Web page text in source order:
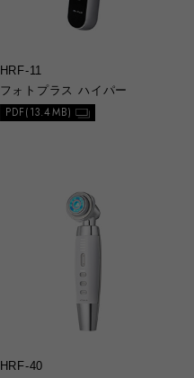
HRF-11
フォトプラス ハイパー
PDF(13.4MB)
HRF-40